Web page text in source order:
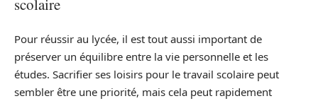
scolaire
Pour réussir au lycée, il est tout aussi important de
préserver un équilibre entre la vie personnelle et les
études. Sacrifier ses loisirs pour le travail scolaire peut
sembler être une priorité, mais cela peut rapidement